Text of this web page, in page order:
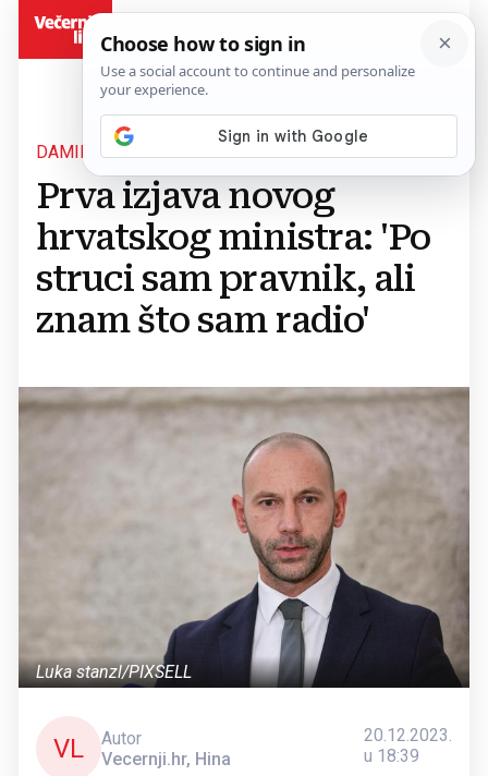
DAMIR HABIJAN
Prva izjava novog
hrvatskog ministra: 'Po
struci sam pravnik, ali
znam što sam radio'
Luka stanzl/PIXSELL
VL
Autor
Vecernji.hr, Hina
20.12.2023.
u 18:39